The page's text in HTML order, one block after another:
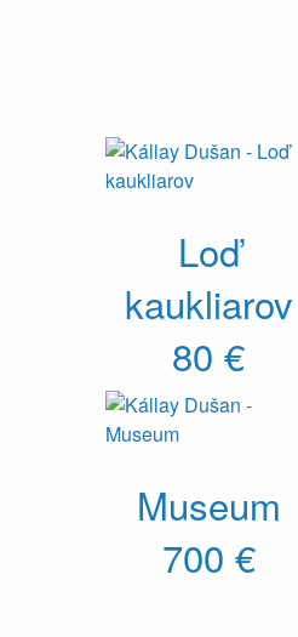
Loď
kaukliarov
80 €
Museum
700 €